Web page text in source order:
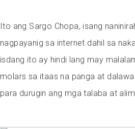
Ito ang Sargo Chopa, isang
nagpayanig sa internet dahil sa
isdang ito ay hindi lang may
molars sa itaas na panga at
para durugin ang mga talaba at